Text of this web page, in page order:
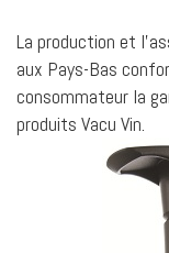
La production et
aux Pays-Bas
consommateur la
produits Vacu Vin.